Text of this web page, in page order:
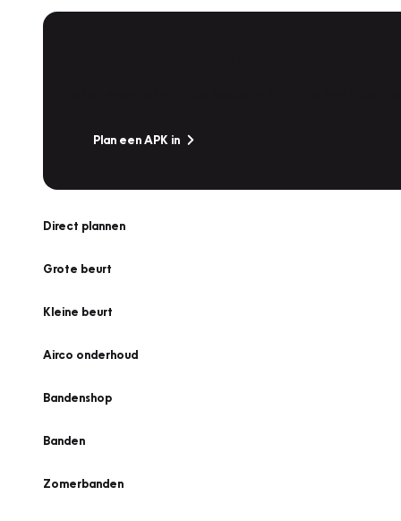
Plan een APK in
Direct plannen
Grote beurt
Kleine beurt
Airco onderhoud
Bandenshop
Banden
Zomerbanden